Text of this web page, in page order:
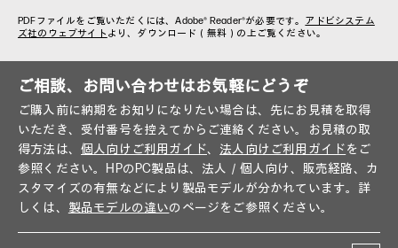
PDFファイルをご覧いただくには、Adobe® Reader®が必要です。 アドビシステム
ズ社のウェブサイト より、ダウンロード（無料）の上ご覧ください。
ご相談、お問い合わせはお気軽にどうぞ
ご購入前に納期をお知りになりたい場合は、先にお見積を取得
いただき、受付番号を控えてからご連絡ください。お見積の取
得方法は、 個人向けご利用ガイド、 法人向けご利用ガイドをご
参照ください。HPのPC製品は、法人／個人向け、販売経路、カ
スタマイズの有無などにより製品モデルが分かれています。詳
しくは、 製品モデルの違いのページをご参照ください。